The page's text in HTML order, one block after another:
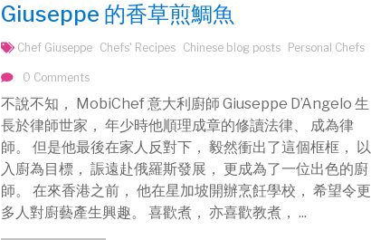
Giuseppe 的香草煎鯛魚
Chef Giuseppe Chefs' Recipes Chinese blog posts Personal Chefs
0 Comments
不說不知， MobiChef 意大利廚師 Giuseppe D’Angelo 生
長於律師世家， 年少時他順理成章的修讀法律、 成為律
師。 但是他最後在家人反對下， 毅然衝出了這個框框， 以
入廚為目標， 誫遠赴俄羅斯發展， 更成為了一位出色的廚
師。 在來香港之前， 他在星加坡開辦烹飪學校， 希望令更
多人對廚藝產生興趣。 喜歡煮， 亦喜歡教煮， ...